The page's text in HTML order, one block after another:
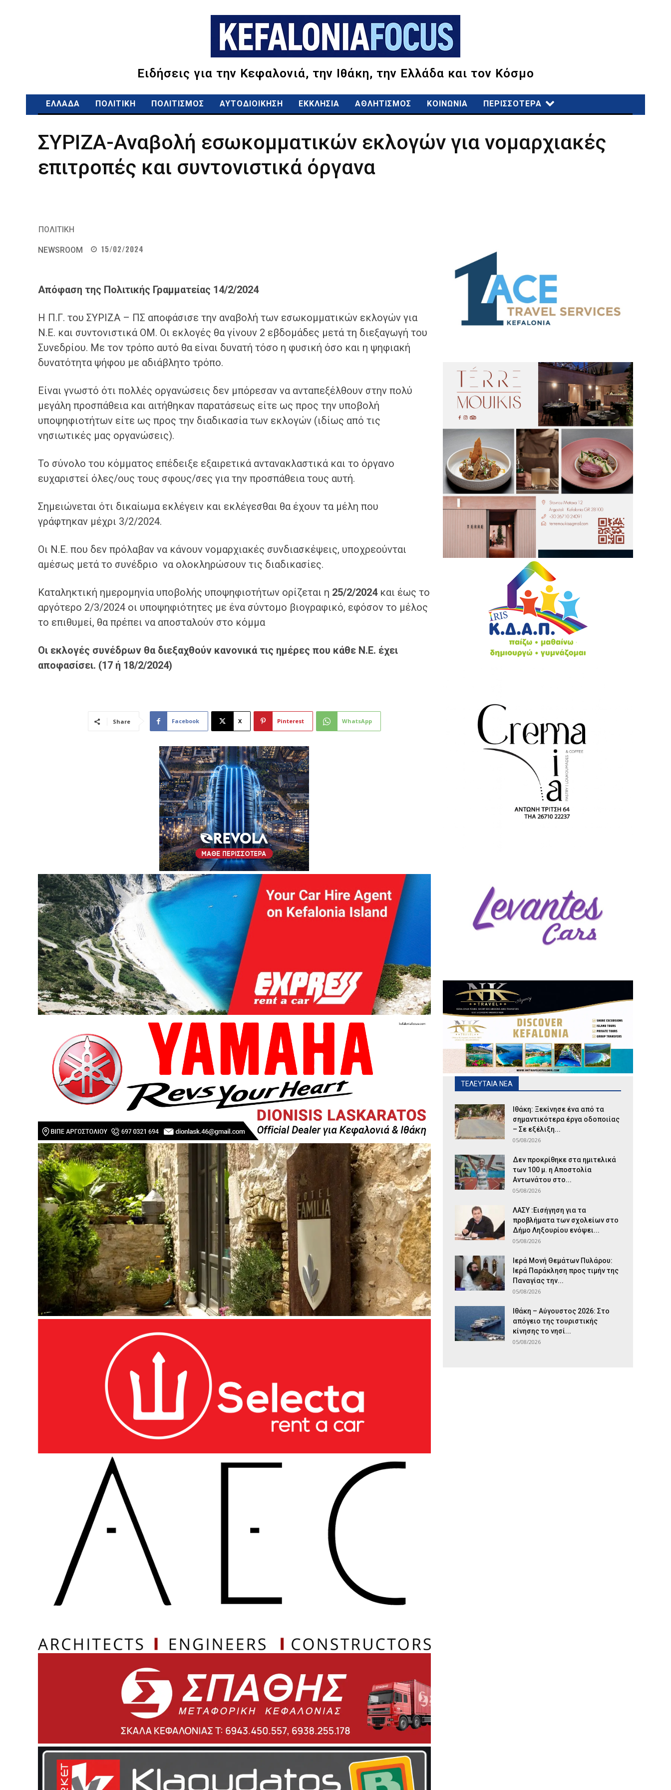
Ειδήσεις για την Κεφαλονιά, την Ιθάκη, την Ελλάδα και τον Κόσμο
ΕΛΛΑΔΑ ΠΟΛΙΤΙΚΗ ΠΟΛΙΤΙΣΜΟΣ ΑΥΤΟΔΙΟΙΚΗΣΗ ΕΚΚΛΗΣΙΑ ΑΘΛΗΤΙΣΜΟΣ ΚΟΙΝΩΝΙΑ ΠΕΡΙΣΣΟΤΕΡΑ
ΣΥΡΙΖΑ-Αναβολή εσωκομματικών εκλογών για νομαρχιακές
επιτροπές και συντονιστικά όργανα
ΠΟΛΙΤΙΚΗ
NEWSROOM 15/02/2024
Απόφαση της Πολιτικής Γραμματείας 14/2/2024
Η Π.Γ. του ΣΥΡΙΖΑ – ΠΣ αποφάσισε την αναβολή των εσωκομματικών εκλογών για
Ν.Ε. και συντονιστικά ΟΜ. Οι εκλογές θα γίνουν 2 εβδομάδες μετά τη διεξαγωγή του
Συνεδρίου. Με τον τρόπο αυτό θα είναι δυνατή τόσο η φυσική όσο και η ψηφιακή
δυνατότητα ψήφου με αδιάβλητο τρόπο.
Είναι γνωστό ότι πολλές οργανώσεις δεν μπόρεσαν να ανταπεξέλθουν στην πολύ
μεγάλη προσπάθεια και αιτήθηκαν παρατάσεως είτε ως προς την υποβολή
υποψηφιοτήτων είτε ως προς την διαδικασία των εκλογών (ιδίως από τις
νησιωτικές μας οργανώσεις).
Το σύνολο του κόμματος επέδειξε εξαιρετικά αντανακλαστικά και το όργανο
ευχαριστεί όλες/ους τους σφους/σες για την προσπάθεια τους αυτή.
Σημειώνεται ότι δικαίωμα εκλέγειν και εκλέγεσθαι θα έχουν τα μέλη που
γράφτηκαν μέχρι 3/2/2024.
Οι Ν.Ε. που δεν πρόλαβαν να κάνουν νομαρχιακές συνδιασκέψεις, υποχρεούνται
αμέσως μετά το συνέδριο να ολοκληρώσουν τις διαδικασίες.
Καταληκτική ημερομηνία υποβολής υποψηφιοτήτων ορίζεται η 25/2/2024και έως το
αργότερο 2/3/2024 οι υποψηφιότητες με ένα σύντομο βιογραφικό, εφόσον το μέλος
το επιθυμεί, θα πρέπει να αποσταλούν στο κόμμα
Οι εκλογές συνέδρων θα διεξαχθούν κανονικά τις ημέρες που κάθε Ν.Ε. έχει
αποφασίσει. (17 ή 18/2/2024)
Share Facebook X Pinterest WhatsApp
ΤΕΛΕΥΤΑΙΑ ΝΕΑ
Ιθάκη: Ξεκίνησε ένα από τα
σημαντικότερα έργα οδοποιίας
– Σε εξέλιξη...
05/08/2026
Δεν προκρίθηκε στα ημιτελικά
των 100 μ. η Αποστολία
Αντωνάτου στο...
05/08/2026
ΛΑΣΥ :Εισήγηση για τα
προβλήματα των σχολείων στο
Δήμο Ληξουρίου ενόψει...
05/08/2026
Ιερά Μονή Θεμάτων Πυλάρου:
Ιερά Παράκληση προς τιμήν της
Παναγίας την...
05/08/2026
Ιθάκη – Αύγουστος 2026: Στο
απόγειο της τουριστικής
κίνησης το νησί...
05/08/2026